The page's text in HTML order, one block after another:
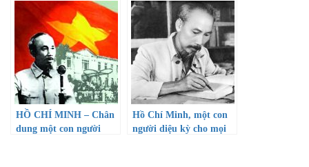
HỒ CHÍ MINH – Chân
dung một con người
Hồ Chí Minh, một con
người diệu kỳ cho mọi